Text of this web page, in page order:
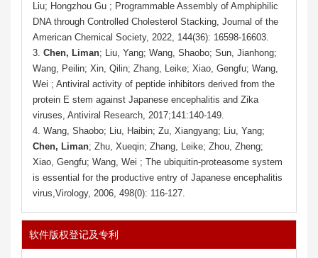
Liu; Hongzhou Gu ; Programmable Assembly of Amphiphilic
DNA through Controlled Cholesterol Stacking, Journal of the
American Chemical Society, 2022, 144(36): 16598-16603.
3. Chen, Liman; Liu, Yang; Wang, Shaobo; Sun, Jianhong;
Wang, Peilin; Xin, Qilin; Zhang, Leike; Xiao, Gengfu; Wang,
Wei ; Antiviral activity of peptide inhibitors derived from the
protein E stem against Japanese encephalitis and Zika
viruses, Antiviral Research, 2017;141:140-149.
4. Wang, Shaobo; Liu, Haibin; Zu, Xiangyang; Liu, Yang;
Chen, Liman; Zhu, Xueqin; Zhang, Leike; Zhou, Zheng;
Xiao, Gengfu; Wang, Wei ; The ubiquitin-proteasome system
is essential for the productive entry of Japanese encephalitis
virus,Virology, 2006, 498(0): 116-127.
软件版权登记及专利